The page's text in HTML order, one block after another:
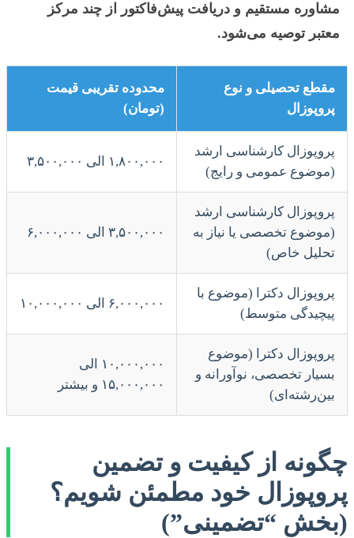
مشاوره مستقیم و دریافت پیش‌فاکتور از چند مرکز
معتبر توصیه می‌شود.
مقطع تحصیلی و نوع
پروپوزال
محدوده تقریبی قیمت
(تومان)
پروپوزال کارشناسی ارشد
(موضوع عمومی و رایج)
۱,۸۰۰,۰۰۰ الی ۳,۵۰۰,۰۰۰
پروپوزال کارشناسی ارشد
(موضوع تخصصی یا نیاز به
تحلیل خاص)
۳,۵۰۰,۰۰۰ الی ۶,۰۰۰,۰۰۰
پروپوزال دکترا (موضوع با
پیچیدگی متوسط)
۶,۰۰۰,۰۰۰ الی ۱۰,۰۰۰,۰۰۰
پروپوزال دکترا (موضوع
بسیار تخصصی، نوآورانه و
بین‌رشته‌ای)
۱۰,۰۰۰,۰۰۰ الی
۱۵,۰۰۰,۰۰۰ و بیشتر
چگونه از کیفیت و تضمین
پروپوزال خود مطمئن شویم؟
(بخش “تضمینی”)